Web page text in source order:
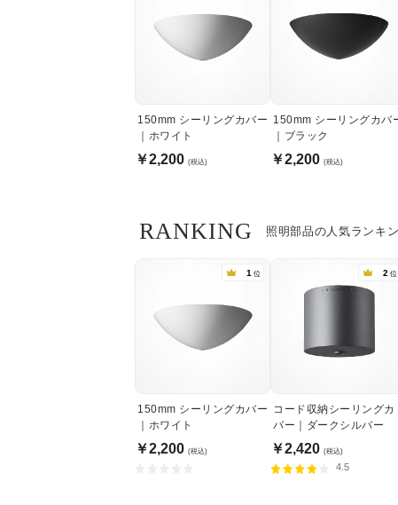
150mm シーリングカバー
｜ホワイト
￥2,200 (税込)
150mm シーリングカバ
｜ブラック
￥2,200 (税込)
照明部品の人気ランキ
RANKING
1 位
150mm シーリングカバー
｜ホワイト
￥2,200 (税込)
2 位
コード収納シーリングカ
バー｜ダークシルバー
￥2,420 (税込)
4.5